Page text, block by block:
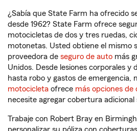
¿Sabía que State Farm ha ofrecido
desde 1962? State Farm ofrece
motocicletas de dos y tres ruedas,
motonetas. Usted obtiene el mismo
proveedora de seguro de auto más
Unidos. Desde lesiones corporales y
hasta robo y gastos de emergencia,
motocicleta ofrece más opciones de
necesite agregar cobertura adicional
Trabaje con Robert Bray en